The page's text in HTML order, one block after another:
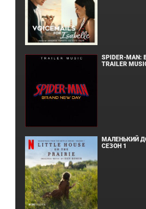
SPIDER-MAN:
TRAILER
МАЛЕНЬКИЙ
СЕЗОН 1